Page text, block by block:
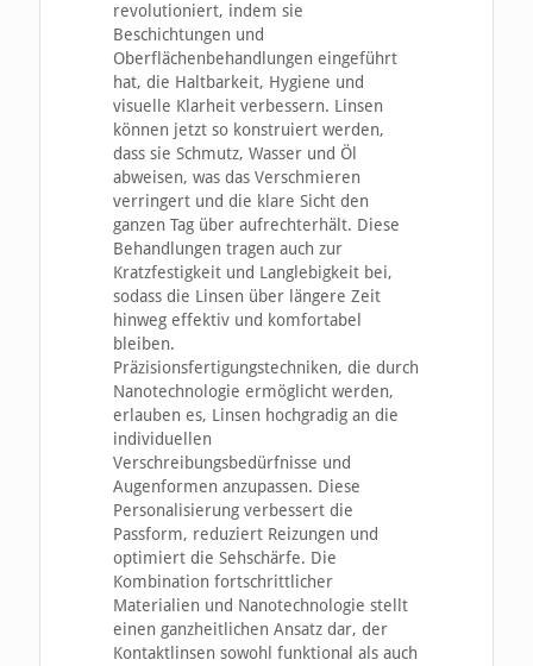
revolutioniert, indem sie
Beschichtungen und
Oberflächenbehandlungen eingeführt
hat, die Haltbarkeit, Hygiene und
visuelle Klarheit verbessern. Linsen
können jetzt so konstruiert werden,
dass sie Schmutz, Wasser und Öl
abweisen, was das Verschmieren
verringert und die klare Sicht den
ganzen Tag über aufrechterhält. Diese
Behandlungen tragen auch zur
Kratzfestigkeit und Langlebigkeit bei,
sodass die Linsen über längere Zeit
hinweg effektiv und komfortabel
bleiben.
Präzisionsfertigungstechniken, die durch
Nanotechnologie ermöglicht werden,
erlauben es, Linsen hochgradig an die
individuellen
Verschreibungsbedürfnisse und
Augenformen anzupassen. Diese
Personalisierung verbessert die
Passform, reduziert Reizungen und
optimiert die Sehschärfe. Die
Kombination fortschrittlicher
Materialien und Nanotechnologie stellt
einen ganzheitlichen Ansatz dar, der
Kontaktlinsen sowohl funktional als auch